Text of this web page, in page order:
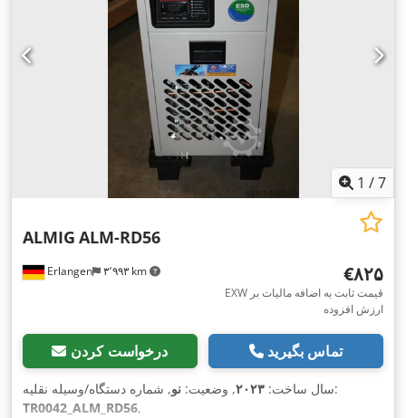
1 /7
Erlangen ۳٬۹۹۳ km
ALMIG ALM-RD56
‎€۸۲۵
EXW قیمت ثابت به اضافه مالیات بر
ارزش افزوده
درخواست کردن تماس بگیرید
سال ساخت: ۲۰۲۳, وضعیت: نو
, شماره دستگاه/وسیله نقلیه:
TR0042_ALM_RD56,